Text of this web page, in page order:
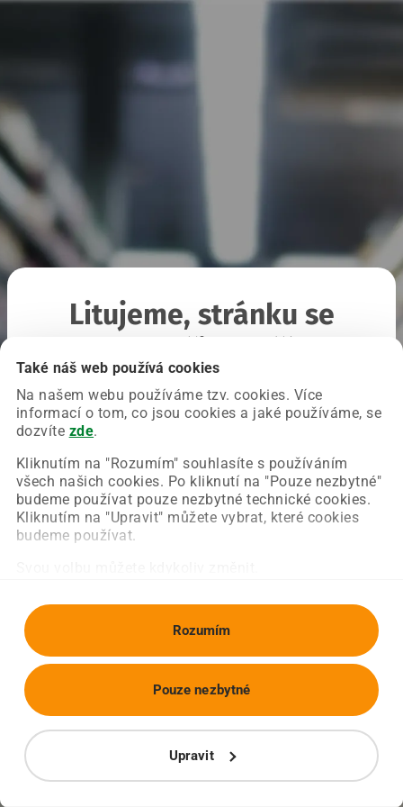
Také náš web používá cookies
Na našem webu používáme tzv. cookies. Více
informací o tom, co jsou cookies a jaké používáme, se
dozvíte zde.
Kliknutím na "Rozumím" souhlasíte s používáním
všech našich cookies. Po kliknutí na "Pouze nezbytné"
budeme používat pouze nezbytné technické cookies.
Kliknutím na "Upravit" můžete vybrat, které cookies
budeme používat.
Rozumím
Upravit
Pouze nezbytné
Litujeme, stránku se
Chyba nastala na naší straně a už ji opravujeme.
Zkuste prosím znovu načíst požadovanou stránku.
Obnovit stránku Úvodní strana